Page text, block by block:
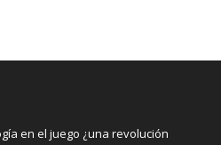
en el juego ¿una revolución